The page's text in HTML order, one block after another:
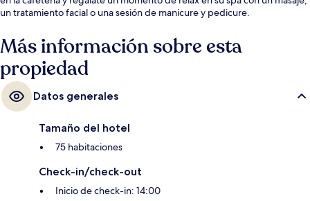
un tratamiento facial o una sesión de manicure y pedicure.
Más información sobre esta
propiedad
Datos generales
Tamaño del hotel
75 habitaciones
Check-in/check-out
Inicio de check-in: 14:00